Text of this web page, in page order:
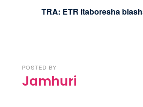
TRA: ETR itaboresha
POSTED BY
Jamhuri